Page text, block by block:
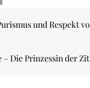
und Respekt
– Die Prinzessin der